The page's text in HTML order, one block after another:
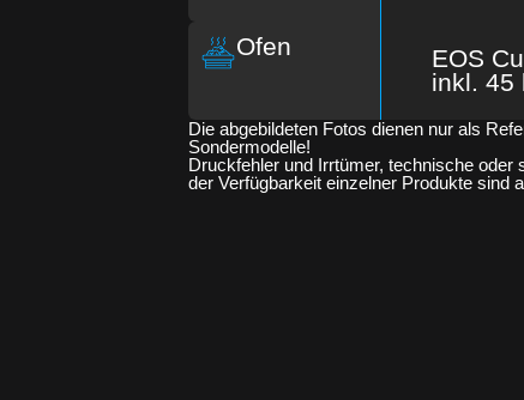
Ofen
EOS
inkl. 45
Die abgebildeten Fotos dienen nur als
Sondermodelle!
Druckfehler und Irrtümer, technische oder
der Verfügbarkeit einzelner Produkte sind